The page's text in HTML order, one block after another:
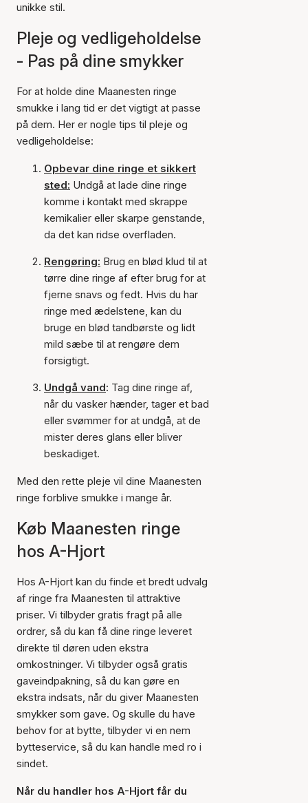
unikke stil.
Pleje og vedligeholdelse
- Pas på dine smykker
For at holde dine Maanesten ringe
smukke i lang tid er det vigtigt at passe
på dem. Her er nogle tips til pleje og
vedligeholdelse:
Opbevar dine ringe et sikkert
sted: Undgå at lade dine ringe
komme i kontakt med skrappe
kemikalier eller skarpe genstande,
da det kan ridse overfladen.
Rengøring: Brug en blød klud til at
tørre dine ringe af efter brug for at
fjerne snavs og fedt. Hvis du har
ringe med ædelstene, kan du
bruge en blød tandbørste og lidt
mild sæbe til at rengøre dem
forsigtigt.
Undgå vand: Tag dine ringe af,
når du vasker hænder, tager et bad
eller svømmer for at undgå, at de
mister deres glans eller bliver
beskadiget.
Med den rette pleje vil dine Maanesten
ringe forblive smukke i mange år.
Køb Maanesten ringe
hos A-Hjort
Hos A-Hjort kan du finde et bredt udvalg
af ringe fra Maanesten til attraktive
priser. Vi tilbyder gratis fragt på alle
ordrer, så du kan få dine ringe leveret
direkte til døren uden ekstra
omkostninger. Vi tilbyder også gratis
gaveindpakning, så du kan gøre en
ekstra indsats, når du giver Maanesten
smykker som gave. Og skulle du have
behov for at bytte, tilbyder vi en nem
bytteservice, så du kan handle med ro i
sindet.
Når du handler hos A-Hjort får du